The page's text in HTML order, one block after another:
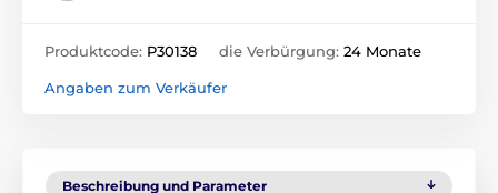
Produktcode: P30138 die Verbürgung: 24 Monate
Angaben zum Verkäufer
Beschreibung und Parameter